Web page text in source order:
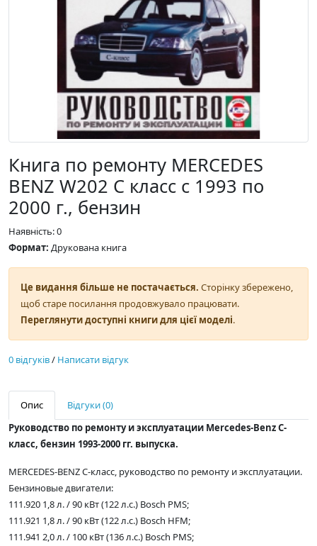
Книга по ремонту MERCEDES
BENZ W202 C класс с 1993 по
2000 г., бензин
Наявність: 0
Формат: Друкована книга
Це видання більше не постачається. Сторінку збережено,
щоб старе посилання продовжувало працювати.
Переглянути доступні книги для цієї моделі.
0 відгуків/ Написати відгук
Опис
Відгуки (0)
Руководство по ремонту и эксплуатации Mercedes-Benz С-
класс, бензин 1993-2000 гг. выпуска.
MERCEDES-BENZ C-класс, руководство по ремонту и эксплуатации.
Бензиновые двигатели:
111.920 1,8 л. / 90 кВт (122 л.с.) Bosch PMS;
111.921 1,8 л. / 90 кВт (122 л.с.) Bosch HFM;
111.941 2,0 л. / 100 кВт (136 л.с.) Bosch PMS;